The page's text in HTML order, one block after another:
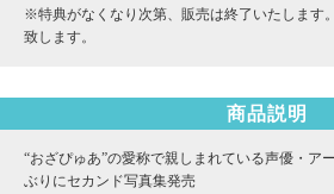
※特典がなくなり次第、販売は終了いたします
致します。
商品説明
“おざぴゅあ”の愛称で親しまれている声優・ア
ぶりにセカンド写真集発売